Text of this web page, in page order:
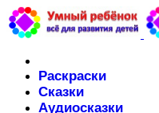
Раскраски
Сказки
Аудиосказки